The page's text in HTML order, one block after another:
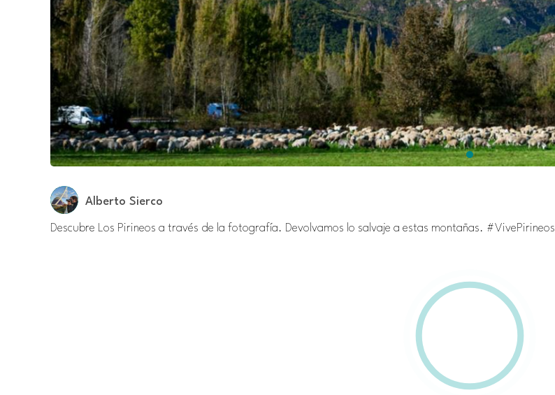
Alberto Sierco
Descubre Los Pirineos a través de la fotografía. Devolvamos lo salvaje a estas montañas. #VivePirineos